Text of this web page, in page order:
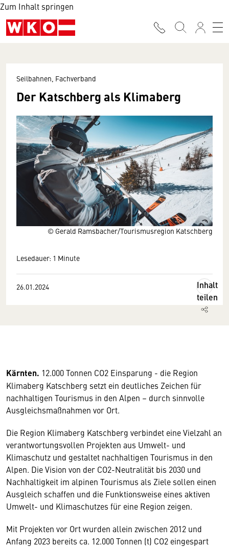
Zum Inhalt springen
© Gerald Ramsbacher/Tourismusregion Katschberg
Seilbahnen, Fachverband
Der Katschberg als Klimaberg
Lesedauer: 1 Minute
26.01.2024
Inhalt
teilen
Kärnten. 12.000 Tonnen CO2 Einsparung - die Region
Klimaberg Katschberg setzt ein deutliches Zeichen für
nachhaltigen Tourismus in den Alpen – durch sinnvolle
Ausgleichsmaßnahmen vor Ort.
Die Region Klimaberg Katschberg verbindet eine Vielzahl an
verantwortungsvollen Projekten aus Umwelt- und
Klimaschutz und gestaltet nachhaltigen Tourismus in den
Alpen. Die Vision von der CO2-Neutralität bis 2030 und
Nachhaltigkeit im alpinen Tourismus als Ziele sollen einen
Ausgleich schaffen und die Funktionsweise eines aktiven
Umwelt- und Klimaschutzes für eine Region zeigen.
Mit Projekten vor Ort wurden allein zwischen 2012 und
Anfang 2023 bereits ca. 12.000 Tonnen (t) CO2 eingespart